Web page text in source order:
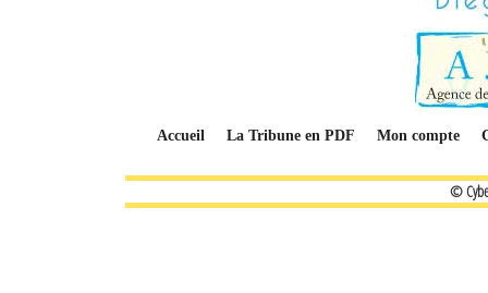
Accueil La Tribune en PDF Mon compte
©